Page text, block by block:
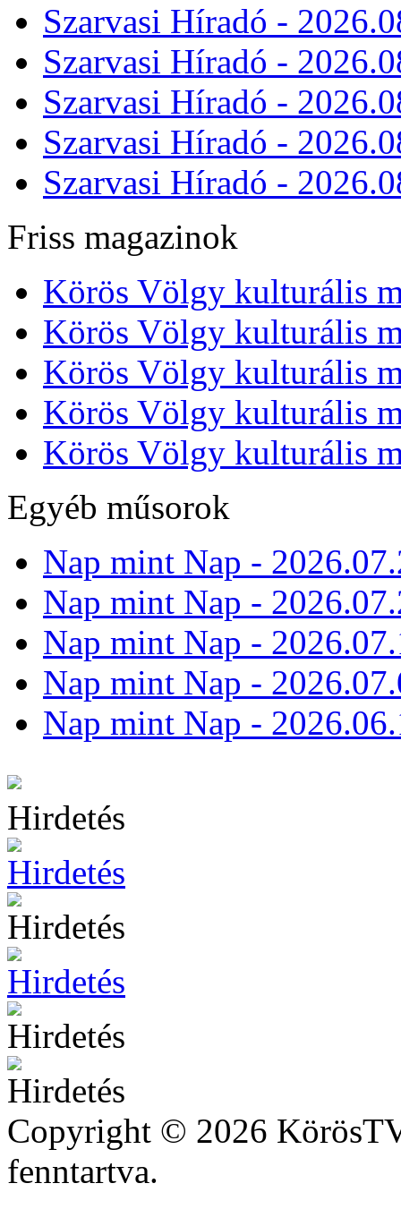
Szarvasi Híradó -
Szarvasi Híradó -
Szarvasi Híradó -
Szarvasi Híradó -
Szarvasi Híradó -
Friss magazinok
Körös Völgy kulturális
Körös Völgy kulturális
Körös Völgy kulturális
Körös Völgy kulturális
Körös Völgy kulturális
Egyéb műsorok
Nap mint Nap -
Nap mint Nap -
Nap mint Nap -
Nap mint Nap -
Nap mint Nap -
Hirdetés
Copyright © 2026
fenntartva.